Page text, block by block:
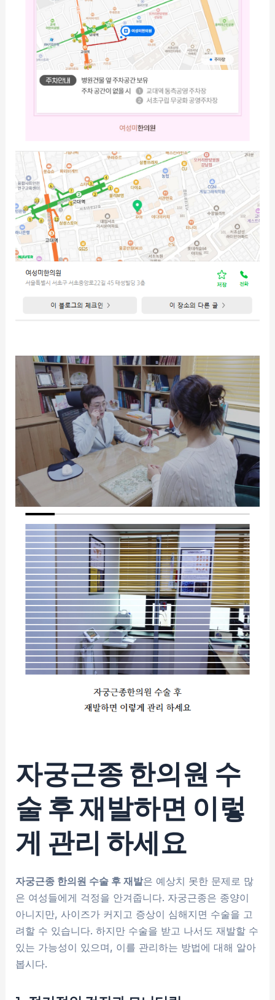
자궁근종 한의원 수
술 후 재발하면 이렇
게 관리 하세요
자궁근종 한의원 수술 후 재발은 예상치 못한 문제로 많
은 여성들에게 걱정을 안겨줍니다. 자궁근종은 종양이
아니지만, 사이즈가 커지고 증상이 심해지면 수술을 고
려할 수 있습니다. 하지만 수술을 받고 나서도 재발할 수
있는 가능성이 있으며, 이를 관리하는 방법에 대해 알아
봅시다.